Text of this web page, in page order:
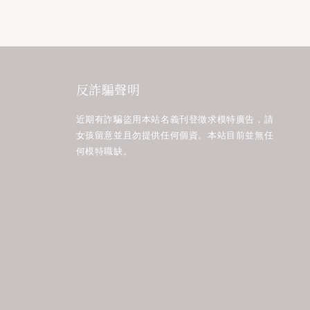
反詐騙聲明
近期有詐騙盜用本站名義刊登徵求模特廣告，請
女孩留意並且勿提供任何個資。本站目前並無任
何模特職缺。